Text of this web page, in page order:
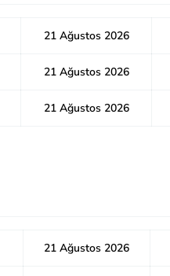
21 Ağustos 2026
21 Ağustos 2026
21 Ağustos 2026
21 Ağustos 2026